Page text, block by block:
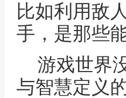
比如利用敌
手，是那些
游戏世界
与智慧定义